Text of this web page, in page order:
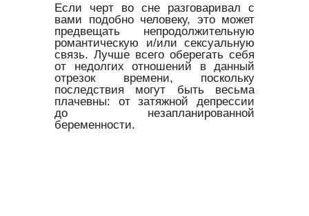
Если черт во сне разговаривал с
вами подобно человеку, это может
предвещать непродолжительную
романтическую и/или сексуальную
связь. Лучше всего оберегать себя
от недолгих отношений в данный
отрезок времени, поскольку
последствия могут быть весьма
плачевны: от затяжной депрессии
до незапланированной
беременности.